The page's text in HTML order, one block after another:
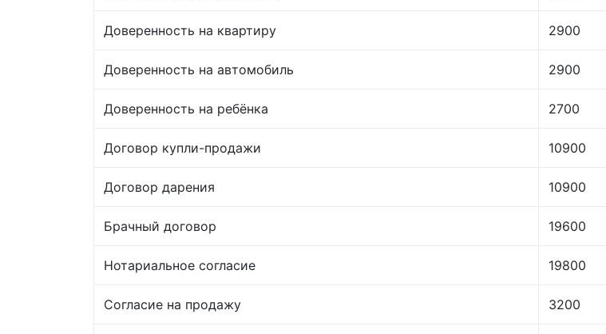
Доверенность на квартиру 2900
Доверенность на автомобиль 2900
Доверенность на ребёнка 2700
Договор купли-продажи 10900
Договор дарения 10900
Брачный договор 19600
Нотариальное согласие 19800
Согласие на продажу 3200